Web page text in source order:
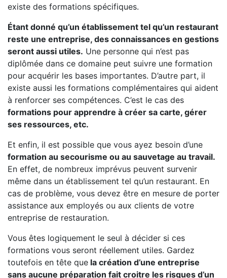
existe des formations spécifiques.
Étant donné qu’un établissement tel qu’un restaurant
reste une entreprise, des connaissances en gestions
seront aussi utiles. Une personne qui n’est pas
diplômée dans ce domaine peut suivre une formation
pour acquérir les bases importantes. D’autre part, il
existe aussi les formations complémentaires qui aident
à renforcer ses compétences. C’est le cas des
formations pour apprendre à créer sa carte, gérer
ses ressources, etc.
Et enfin, il est possible que vous ayez besoin d’une
formation au secourisme ou au sauvetage au travail.
En effet, de nombreux imprévus peuvent survenir
même dans un établissement tel qu’un restaurant. En
cas de problème, vous devez être en mesure de porter
assistance aux employés ou aux clients de votre
entreprise de restauration.
Vous êtes logiquement le seul à décider si ces
formations vous seront réellement utiles. Gardez
toutefois en tête que la création d’une entreprise
sans aucune préparation fait croitre les risques d’un